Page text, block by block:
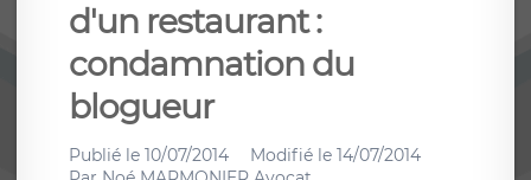
d'un restaurant :
condamnation du
blogueur
Publié le 10/07/2014 Modifié le 14/07/2014